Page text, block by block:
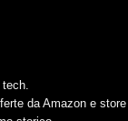
tech.
da Amazon e store